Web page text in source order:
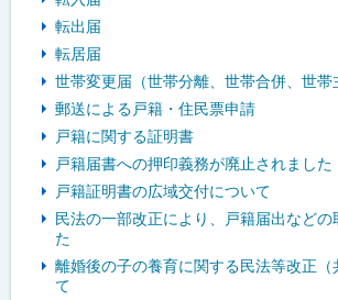
転出届
転居届
世帯変更届（世帯分離、世帯合併、世帯
郵送による戸籍・住民票申請
戸籍に関する証明書
戸籍届書への押印義務が廃止されました
戸籍証明書の広域交付について
民法の一部改正により、戸籍届出などの
た
離婚後の子の養育に関する民法等改正
て